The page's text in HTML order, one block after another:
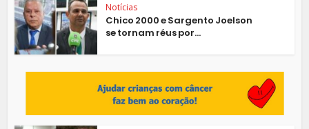
Notícias
Chico 2000 e Sargento Joelson
se tornam réus por...